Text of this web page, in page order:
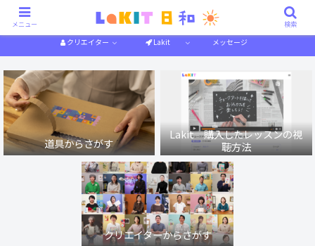
作り方解説 特集一覧
クリエイター Lakit メッセージ
道具からさがす
Lakit 購入したレッスンの視
聴方法
クリエイターからさがす
メニュー 検索